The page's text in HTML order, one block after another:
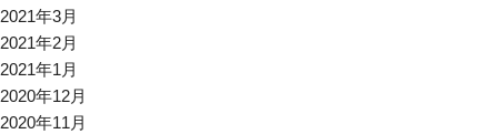
2021年3月
2021年2月
2021年1月
2020年12月
2020年11月